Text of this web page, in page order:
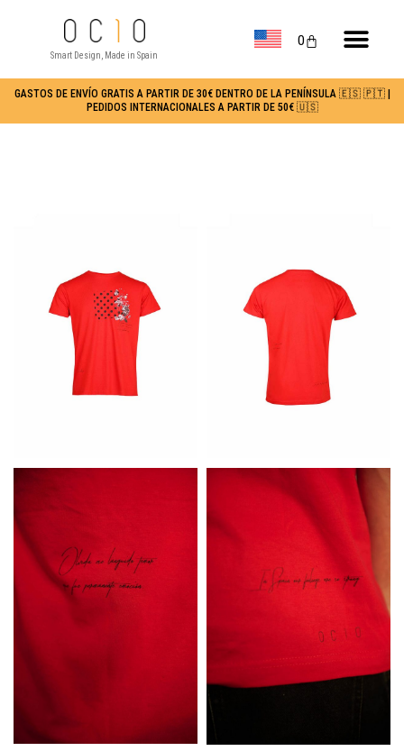
Smart Design, Made in Spain
0
GASTOS DE ENVÍO GRATIS A PARTIR DE 30€ DENTRO DE LA PENÍNSULA 🇪🇸 🇵🇹 |
PEDIDOS INTERNACIONALES A PARTIR DE 50€ 🇺🇸